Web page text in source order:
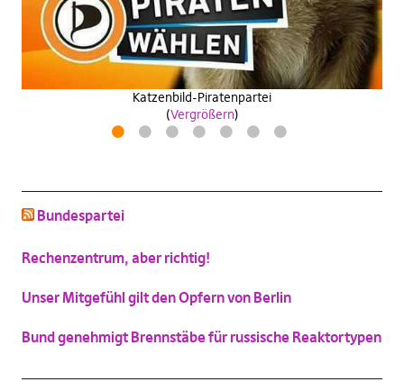
Katzenbild-Piratenpartei
(Vergrößern)
schluss mit niedlich
Vergrößern)
1 2 3 4 5 6 7
Bundespartei
Rechenzentrum, aber richtig!
Unser Mitgefühl gilt den Opfern von Berlin
Bund genehmigt Brennstäbe für russische Reaktortypen